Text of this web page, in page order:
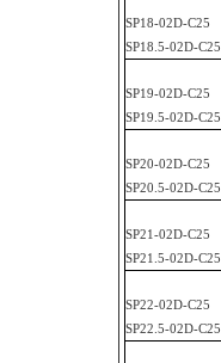
SP18-02D-C25
SP18.5-02D-C25
SP19-02D-C25
SP19.5-02D-C25
SP20-02D-C25
SP20.5-02D-C25
SP21-02D-C25
SP21.5-02D-C25
SP22-02D-C25
SP22.5-02D-C25